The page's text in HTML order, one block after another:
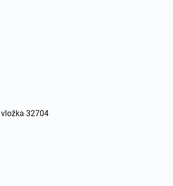
32704